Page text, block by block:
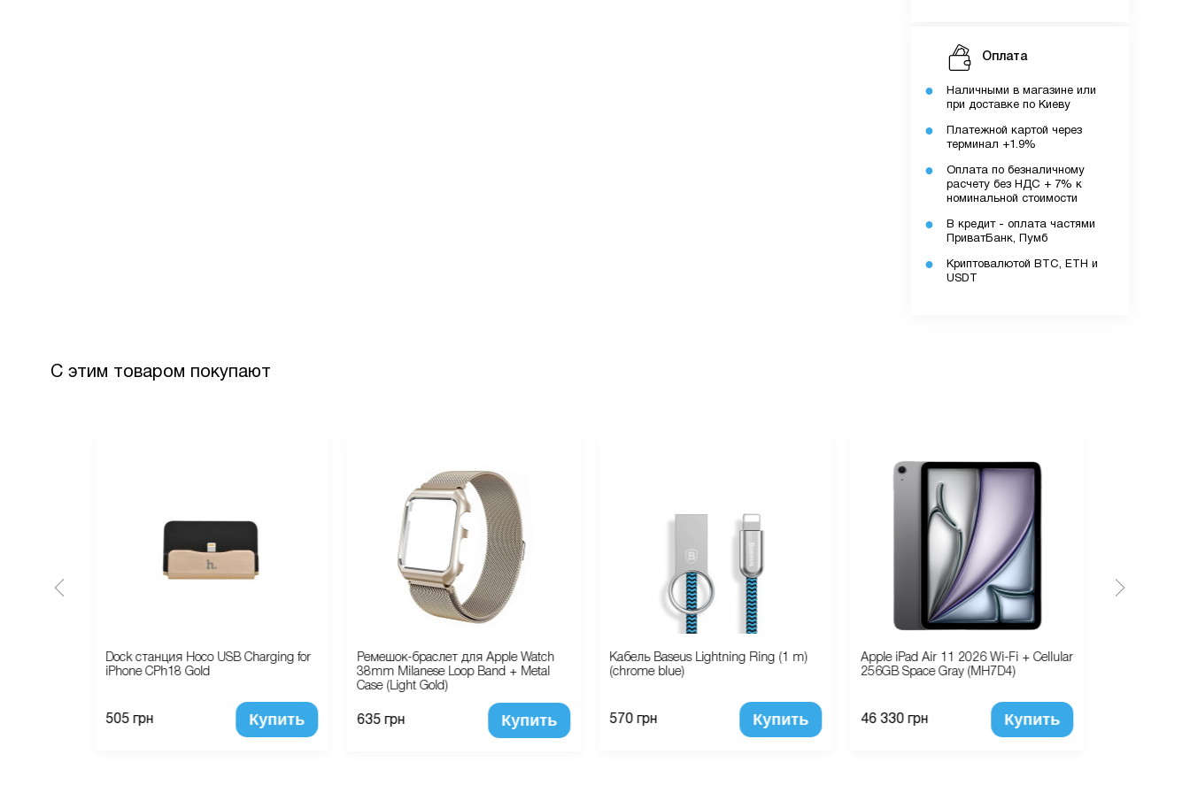
Оплата
Наличными в магазине или
при доставке по Киеву
Платежной картой через
терминал +1.9%
Оплата по безналичному
расчету без НДС + 7% к
номинальной стоимости
В кредит - оплата частями
ПриватБанк, Пумб
Криптовалютой BTC, ETH и
USDT
С этим товаром покупают
Dock станция Hoco USB Charging for
iPhone CPh18 Gold
505 грн Купить
Ремешок-браслет для Apple Watch
38mm Milanese Loop Band + Metal
Case (Light Gold)
635 грн Купить
Кабель Baseus Lightning Ring (1 m)
(chrome blue)
570 грн Купить
Apple iPad Air 11 2026 Wi-Fi + Cellular
256GB Space Gray (MH7D4)
46 330 грн Купить